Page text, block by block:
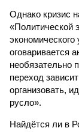
Однако кризис
«Политической
оговаривается
необязательно
переход
организовать,
русло».
Найдётся ли в